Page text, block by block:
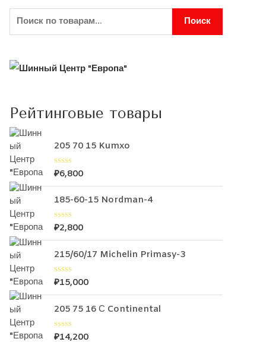
Поиск
Рейтинговые товары
205 70 15 Kumxo
О
н
а
0
5
₽6,800
185-60-15 Nordman-4
О
н
а
0
5
₽2,800
215/60/17 Michelin Primasy-3
О
н
а
0
₽15,000
205 75 16 С Continental
О
₽14,200